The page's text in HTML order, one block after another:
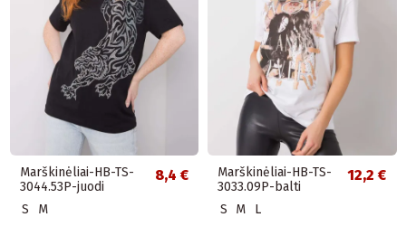
Marškinėliai-HB-TS-
3044.53P-juodi
8,4 €
S M
Marškinėliai-HB-TS-
3033.09P-balti
12,2 €
S M L